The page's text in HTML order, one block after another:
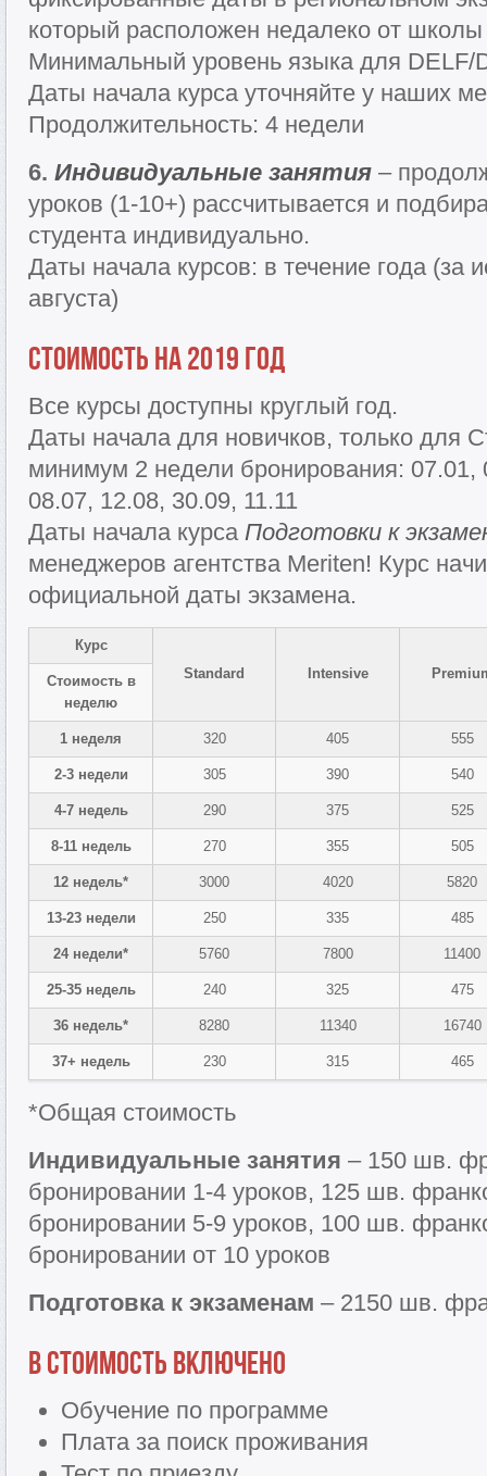
который расположен недалеко от
Минимальный уровень языка для DELF/
Даты начала курса уточняйте у наших
Продолжительность: 4 недели
6. Индивидуальные занятия –
уроков (1-10+) рассчитывается и
студента индивидуально.
Даты начала курсов: в течение года (за
августа)
Стоимость на 2019 год
Все курсы доступны круглый год.
Даты начала для новичков, только для
минимум 2 недели бронирования: 07.01,
08.07, 12.08, 30.09, 11.11
Даты начала курса Подготовки к
менеджеров агентства Meriten! Курс
официальной даты экзамена.
Курс
Standard
Intensive
Стоимость в
неделю
1 неделя 320 405 555
2-3 недели 305 390 540
4-7 недель 290 375 525
8-11 недель 270 355 505
12 недель* 3000 4020 5820
13-23 недели 250 335 485
24 недели* 5760 7800 11400
25-35 недель 240 325 475
36 недель* 8280 11340 16740
37+ недель 230 315 465
*Общая стоимость
Индивидуальные занятия – 150 шв.
бронировании 1-4 уроков, 125 шв.
бронировании 5-9 уроков, 100 шв.
бронировании от 10 уроков
Подготовка к экзаменам – 2150 шв.
В стоимость включено
Обучение по программе
Плата за поиск проживания